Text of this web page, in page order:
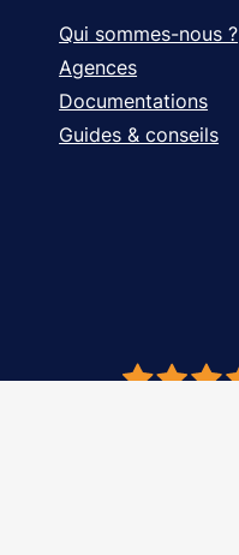
Qui sommes-nous ?
Agences
Documentations
Guides & conseils